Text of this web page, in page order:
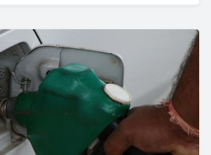
01 al 07 de agosto de 2026